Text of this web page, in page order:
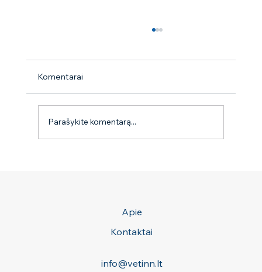
Komentarai
Parašykite komentarą...
Apie
Kontaktai
info@vetinn.lt